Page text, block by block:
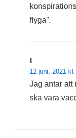
flyga”.
ll
12 juni, 2021 kl.
Jag antar att
ska vara